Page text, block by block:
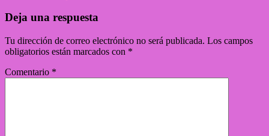
Deja una respuesta
Tu dirección de correo electrónico no será publicada. Los campos
obligatorios están marcados con *
Comentario *